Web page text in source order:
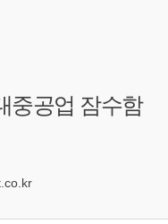
중공업 잠수함